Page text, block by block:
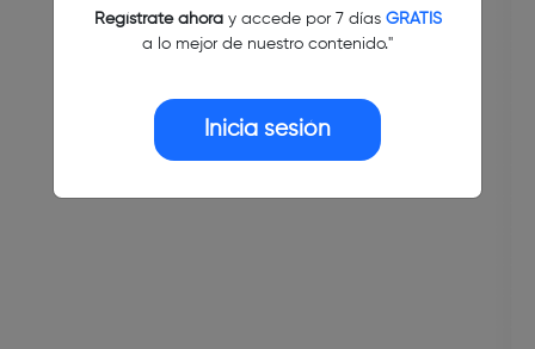
Regístrate ahoray accede por 7 días GRATIS
a lo mejor de nuestro contenido."
Inicia sesión